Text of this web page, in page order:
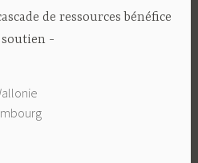
de ressources bénéfice